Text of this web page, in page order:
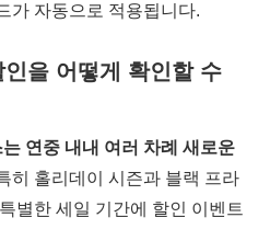
가 자동으로 적용됩니다.
을 어떻게 확인할 수
연중 내내 여러 차례 새로운
히 홀리데이 시즌과 블랙 프라
별한 세일 기간에 할인 이벤트